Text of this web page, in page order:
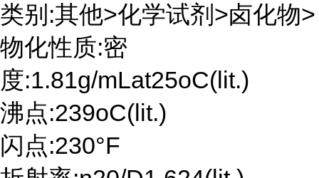
类别:其他>化学试剂>卤化物>
物化性质:密
度:1.81g/mLat25oC(lit.)
沸点:239oC(lit.)
闪点:230°F